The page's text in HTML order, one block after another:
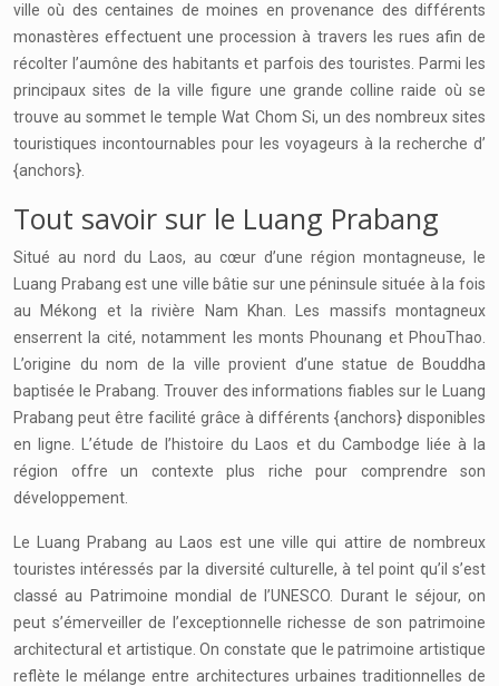
ville où des centaines de moines en provenance des différents
monastères effectuent une procession à travers les rues afin de
récolter l’aumône des habitants et parfois des touristes. Parmi les
principaux sites de la ville figure une grande colline raide où se
trouve au sommet le temple Wat Chom Si, un des nombreux sites
touristiques incontournables pour les voyageurs à la recherche d’
{anchors}.
Tout savoir sur le Luang Prabang
Situé au nord du Laos, au cœur d’une région montagneuse, le
Luang Prabang est une ville bâtie sur une péninsule située à la fois
au Mékong et la rivière Nam Khan. Les massifs montagneux
enserrent la cité, notamment les monts Phounang et PhouThao.
L’origine du nom de la ville provient d’une statue de Bouddha
baptisée le Prabang. Trouver des informations fiables sur le Luang
Prabang peut être facilité grâce à différents {anchors} disponibles
en ligne. L’étude de l’histoire du Laos et du Cambodge liée à la
région offre un contexte plus riche pour comprendre son
développement.
Le Luang Prabang au Laos est une ville qui attire de nombreux
touristes intéressés par la diversité culturelle, à tel point qu’il s’est
classé au Patrimoine mondial de l’UNESCO. Durant le séjour, on
peut s’émerveiller de l’exceptionnelle richesse de son patrimoine
architectural et artistique. On constate que le patrimoine artistique
reflète le mélange entre architectures urbaines traditionnelles de